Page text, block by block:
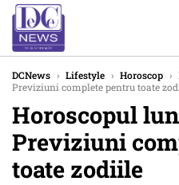
DCNews › Lifestyle › Horoscop ›
Previziuni complete pentru toate
Horoscopul
Previziuni
toate zodiile